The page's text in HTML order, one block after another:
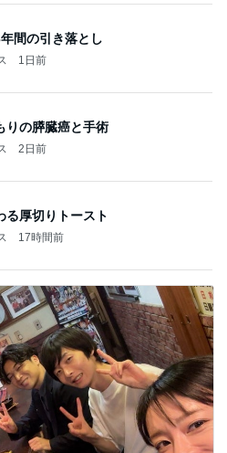
間の引き落とし
1日前
りの膵臓癌と手術
2日前
る厚切りトースト
17時間前